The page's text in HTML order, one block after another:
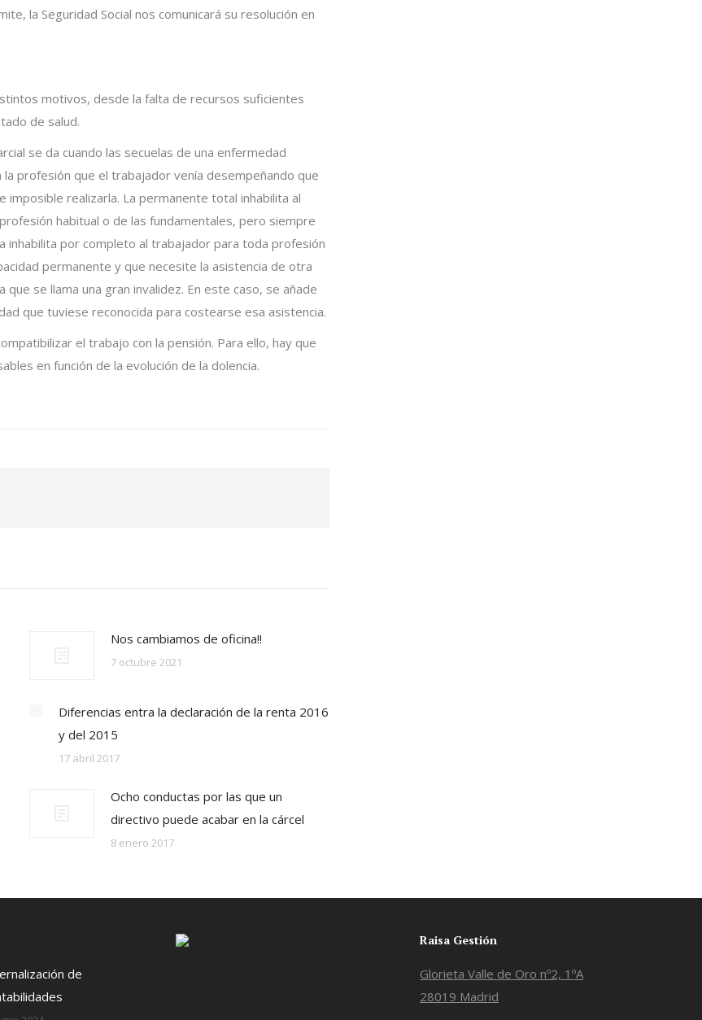
la Seguridad Social nos comunicará su resolución en
motivos, desde la falta de recursos suficientes
de salud.
se da cuando las secuelas de una enfermedad
profesión que el trabajador venía desempeñando que
realizarla. La permanente total inhabilita al
habitual o de las fundamentales, pero siempre
por completo al trabajador para toda profesión
permanente y que necesite la asistencia de otra
se llama una gran invalidez. En este caso, se añade
que tuviese reconocida para costearse esa asistencia.
el trabajo con la pensión. Para ello, hay que
en función de la evolución de la dolencia.
Nos cambiamos de oficina!!
7 octubre 2021
Diferencias entra la declaración de la renta 2016
y del 2015
17 abril 2017
Ocho conductas por las que un
directivo puede acabar en la cárcel
8 enero 2017
de
Raisa Gestión
Glorieta Valle de Oro nº2, 1ºA
28019 Madrid